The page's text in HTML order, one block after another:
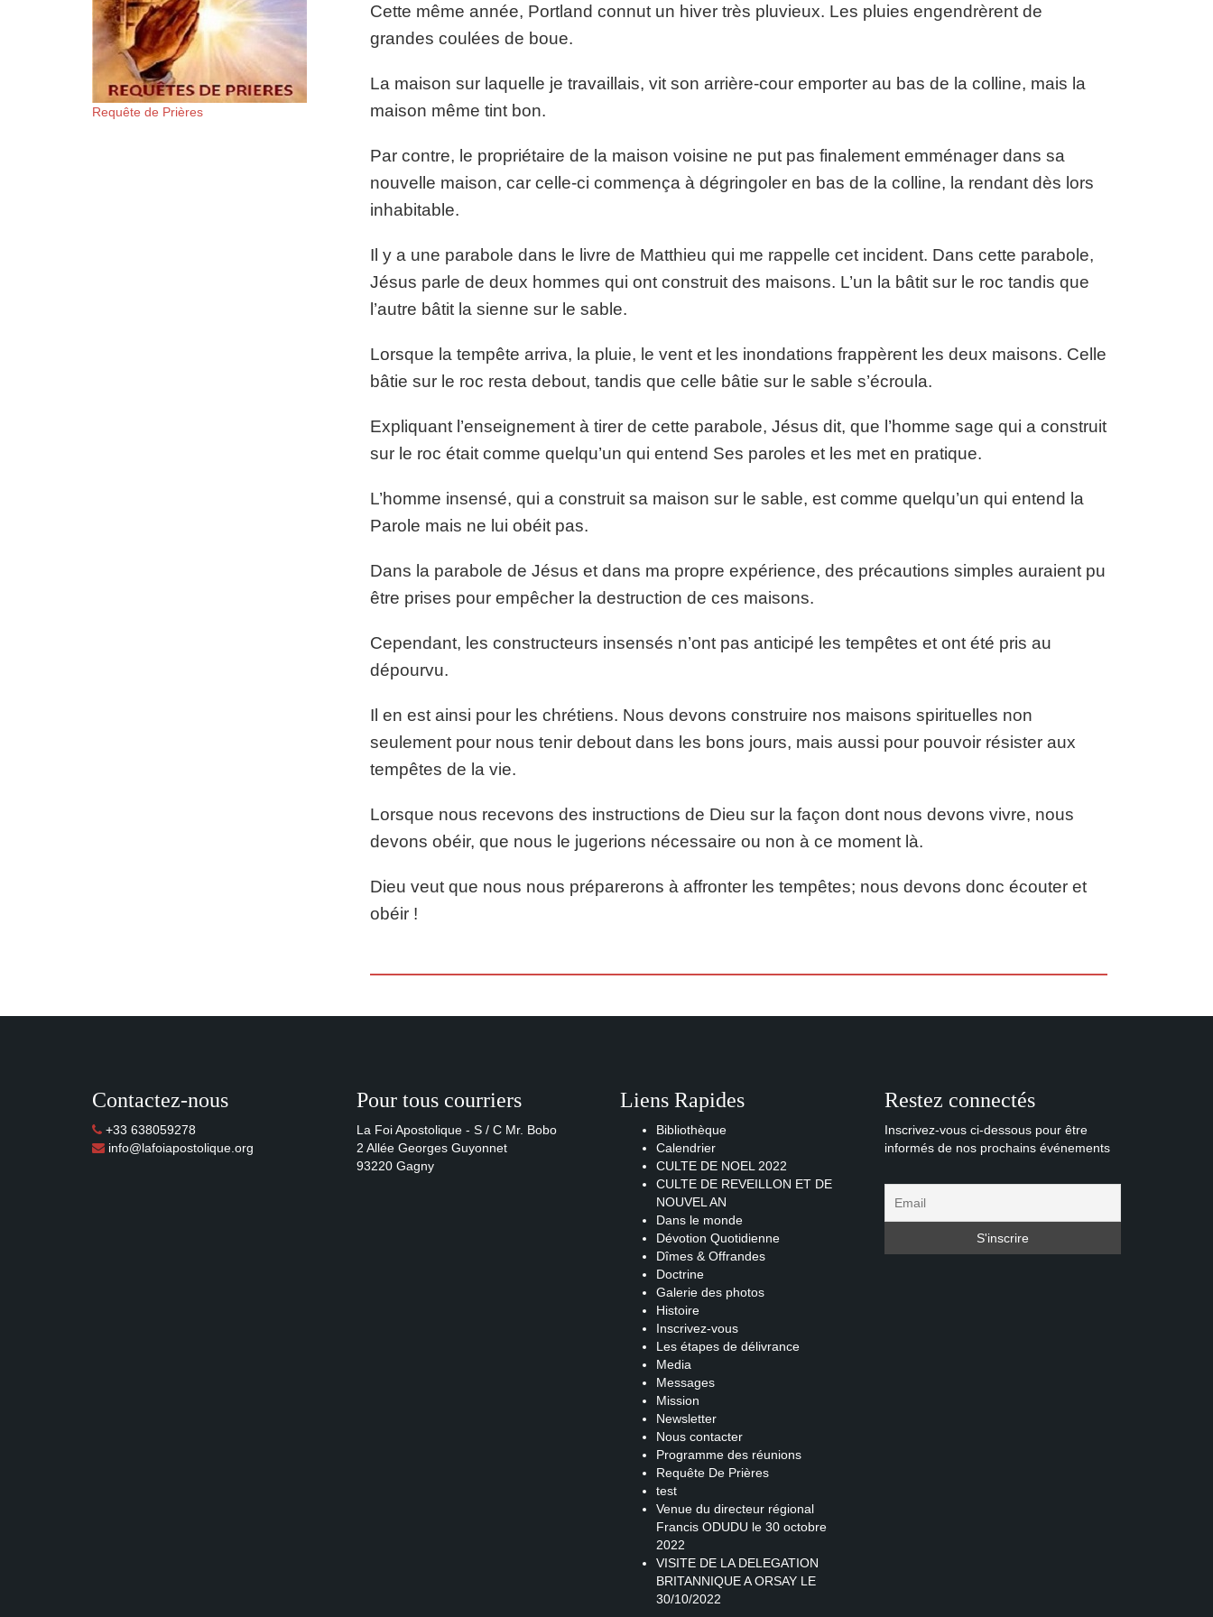
Requête de Prières
Cette même année, Portland connut un hiver très pluvieux. Les pluies engendrèrent de
grandes coulées de boue.
La maison sur laquelle je travaillais, vit son arrière-cour emporter au bas de la colline, mais la
maison même tint bon.
Par contre, le propriétaire de la maison voisine ne put pas finalement emménager dans sa
nouvelle maison, car celle-ci commença à dégringoler en bas de la colline, la rendant dès lors
inhabitable.
Il y a une parabole dans le livre de Matthieu qui me rappelle cet incident. Dans cette parabole,
Jésus parle de deux hommes qui ont construit des maisons. L’un la bâtit sur le roc tandis que
l’autre bâtit la sienne sur le sable.
Lorsque la tempête arriva, la pluie, le vent et les inondations frappèrent les deux maisons. Celle
bâtie sur le roc resta debout, tandis que celle bâtie sur le sable s’écroula.
Expliquant l’enseignement à tirer de cette parabole, Jésus dit, que l’homme sage qui a construit
sur le roc était comme quelqu’un qui entend Ses paroles et les met en pratique.
L’homme insensé, qui a construit sa maison sur le sable, est comme quelqu’un qui entend la
Parole mais ne lui obéit pas.
Dans la parabole de Jésus et dans ma propre expérience, des précautions simples auraient pu
être prises pour empêcher la destruction de ces maisons.
Cependant, les constructeurs insensés n’ont pas anticipé les tempêtes et ont été pris au
dépourvu.
Il en est ainsi pour les chrétiens. Nous devons construire nos maisons spirituelles non
seulement pour nous tenir debout dans les bons jours, mais aussi pour pouvoir résister aux
tempêtes de la vie.
Lorsque nous recevons des instructions de Dieu sur la façon dont nous devons vivre, nous
devons obéir, que nous le jugerions nécessaire ou non à ce moment là.
Dieu veut que nous nous préparerons à affronter les tempêtes; nous devons donc écouter et
obéir !
Contactez-nous
+33 638059278
info@lafoiapostolique.org
Pour tous courriers
La Foi Apostolique - S / C Mr. Bobo
2 Allée Georges Guyonnet
93220 Gagny
Liens Rapides
Bibliothèque
Calendrier
CULTE DE NOEL 2022
CULTE DE REVEILLON ET DE
NOUVEL AN
Dans le monde
Dévotion Quotidienne
Dîmes & Offrandes
Doctrine
Galerie des photos
Histoire
Inscrivez-vous
Les étapes de délivrance
Media
Messages
Mission
Newsletter
Nous contacter
Programme des réunions
Requête De Prières
test
Venue du directeur régional
Francis ODUDU le 30 octobre
2022
VISITE DE LA DELEGATION
BRITANNIQUE A ORSAY LE
30/10/2022
Restez connectés
Inscrivez-vous ci-dessous pour être
informés de nos prochains événements